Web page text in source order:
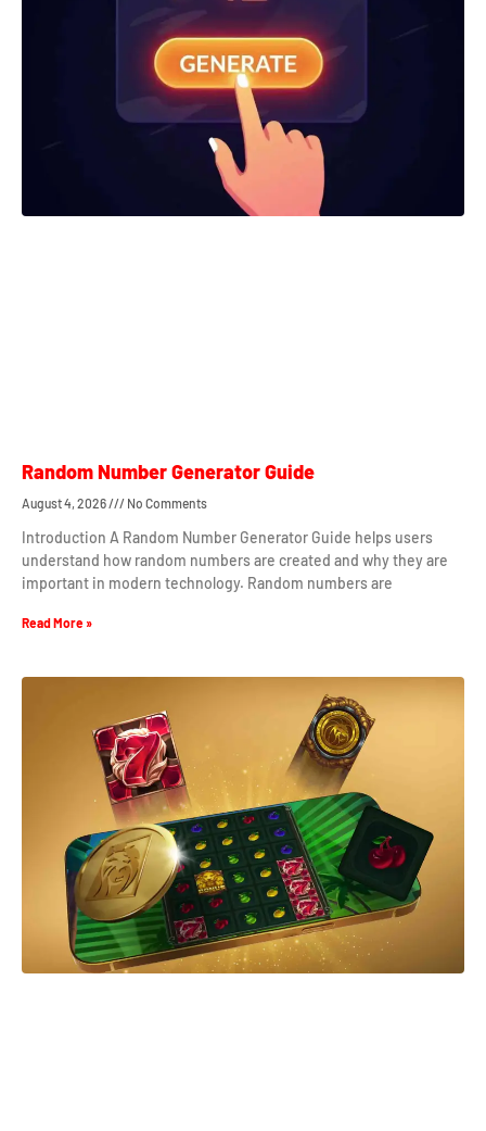
Random Number Generator Guide
August 4, 2026 No Comments
Introduction A Random Number Generator Guide helps users
understand how random numbers are created and why they are
important in modern technology. Random numbers are
Read More »